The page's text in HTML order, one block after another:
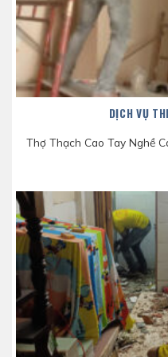
DỊCH VỤ
Thợ Thạch Cao Tay Nghề